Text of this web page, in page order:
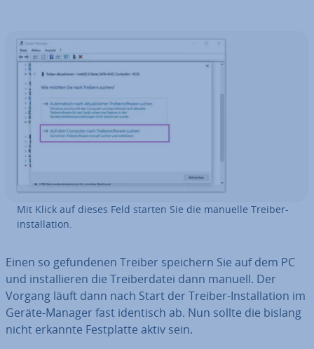
Mit Klick auf dieses Feld starten Sie die manuelle Trei­ber­
instal­la­ti­on.
Einen so ge­fun­de­nen Treiber speichern Sie auf dem PC
und in­stal­lie­ren die Trei­ber­da­tei dann manuell. Der
Vorgang läuft dann nach Start der Treiber-In­stal­la­ti­on im
Geräte-Manager fast identisch ab. Nun sollte die bislang
nicht erkannte Fest­plat­te aktiv sein.